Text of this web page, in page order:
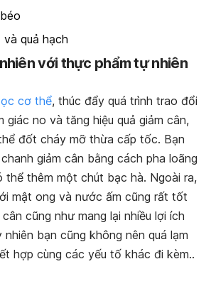
quả hạch
với thực phẩm tự nhiên
cơ thể, thúc đẩy quá trình trao đổi
giác no và tăng hiệu quả giảm cân,
đốt cháy mỡ thừa cấp tốc. Bạn
giảm cân bằng cách pha loãng
thêm một chút bạc hà. Ngoài ra,
mật ong và nước ấm cũng rất tốt
cũng như mang lại nhiều lợi ích
bạn cũng không nên quá lạm
hợp cùng các yếu tố khác đi kèm..